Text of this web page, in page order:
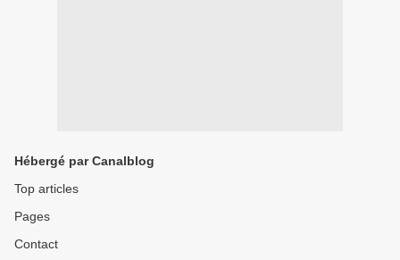
Hébergé par Canalblog
Top articles
Pages
Contact